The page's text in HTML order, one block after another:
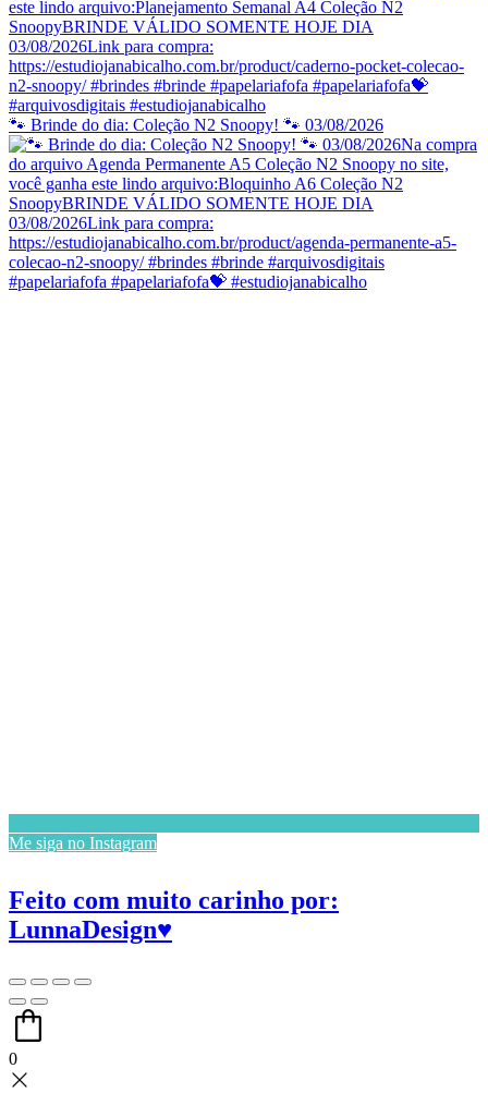
🐾 Brinde do dia: Coleção N2 Snoopy! 🐾 03/08/2026
Me siga no Instagram
Feito com muito carinho por:
LunnaDesign♥
0